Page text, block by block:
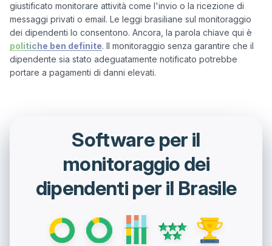
giustificato monitorare attività come l'invio o la ricezione di
messaggi privati o email. Le leggi brasiliane sul monitoraggio
politiche ben definite. Il monitoraggio senza garantire che il
dipendente sia stato adeguatamente notificato potrebbe
Software per il
monitoraggio dei
dipendenti per il Brasile